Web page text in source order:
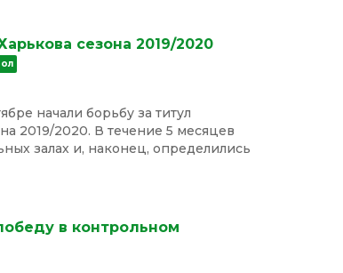
сезона 2019/2020
начали борьбу за титул
2019/2020. В течение 5 месяцев
залах и, наконец, определились
в контрольном